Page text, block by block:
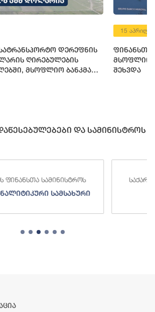
ფინანსთა მინისტრი ლაშა ხუციშვილი
მსოფლიო ბანკის მმართველ
შეხვდა
და სამინისტროს
ფინანსთა სამინისტროს
სამსახური